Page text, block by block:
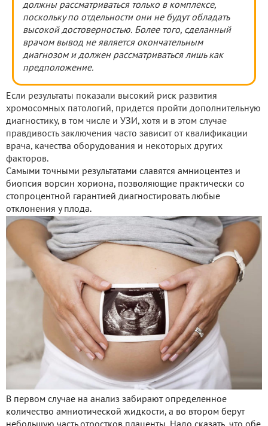
должны рассматриваться только в комплексе,
поскольку по отдельности они не будут обладать
высокой достоверностью. Более того, сделанный
врачом вывод не является окончательным
диагнозом и должен рассматриваться лишь как
предположение.
Если результаты показали высокий риск развития
хромосомных патологий, придется пройти дополнительную
диагностику, в том числе и УЗИ, хотя и в этом случае
правдивость заключения часто зависит от квалификации
врача, качества оборудования и некоторых других
факторов.
Самыми точными результатами славятся амниоцентез и
биопсия ворсин хориона, позволяющие практически со
стопроцентной гарантией диагностировать любые
отклонения у плода.
В первом случае на анализ забирают определенное
количество амниотической жидкости, а во втором берут